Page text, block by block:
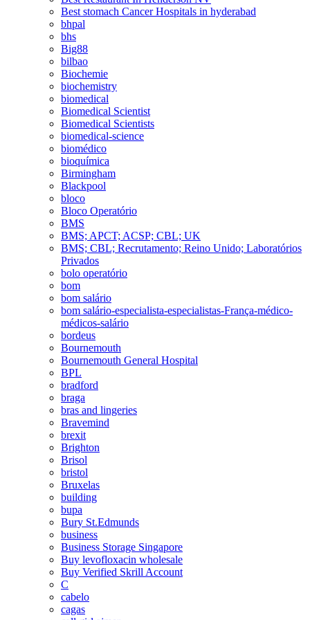
Best stomach Cancer Hospitals in hyderabad
bhpal
bhs
Big88
bilbao
Biochemie
biochemistry
biomedical
Biomedical Scientist
Biomedical Scientists
biomedical-science
biomédico
bioquímica
Birmingham
Blackpool
bloco
Bloco Operatório
BMS
BMS; APCT; ACSP; CBL; UK
BMS; CBL; Recrutamento; Reino Unido; Laboratórios
Privados
bolo operatório
bom
bom salário
bom salário-especialista-especialistas-França-médico-
médicos-salário
bordeus
Bournemouth
Bournemouth General Hospital
BPL
bradford
braga
bras and lingeries
Bravemind
brexit
Brighton
Brisol
bristol
Bruxelas
building
bupa
Bury St.Edmunds
business
Business Storage Singapore
Buy levofloxacin wholesale
Buy Verified Skrill Account
C
cabelo
cagas